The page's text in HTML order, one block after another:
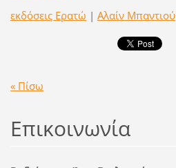
εκδόσεις Ερατώ | Αλαίν Μπαντιού
« Πίσω
Επικοινωνία